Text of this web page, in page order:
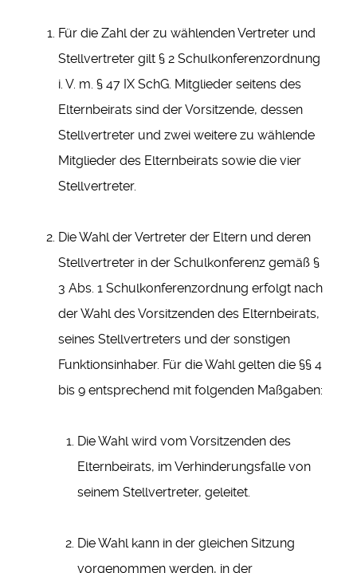
Für die Zahl der zu wählenden Vertreter und
Stellvertreter gilt § 2 Schulkonferenzordnung
i. V. m. § 47 IX SchG. Mitglieder seitens des
Elternbeirats sind der Vorsitzende, dessen
Stellvertreter und zwei weitere zu wählende
Mitglieder des Elternbeirats sowie die vier
Stellvertreter.
Die Wahl der Vertreter der Eltern und deren
Stellvertreter in der Schulkonferenz gemäß §
3 Abs. 1 Schulkonferenzordnung erfolgt nach
der Wahl des Vorsitzenden des Elternbeirats,
seines Stellvertreters und der sonstigen
Funktionsinhaber. Für die Wahl gelten die §§ 4
bis 9 entsprechend mit folgenden Maßgaben:
Die Wahl wird vom Vorsitzenden des
Elternbeirats, im Verhinderungsfalle von
seinem Stellvertreter, geleitet.
Die Wahl kann in der gleichen Sitzung
vorgenommen werden, in der